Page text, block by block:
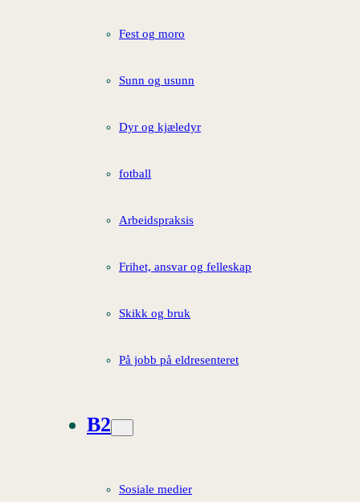
Fest og moro
Sunn og usunn
Dyr og kjæledyr
fotball
Arbeidspraksis
Frihet, ansvar og felleskap
Skikk og bruk
På jobb på eldresenteret
B2
Sosiale medier